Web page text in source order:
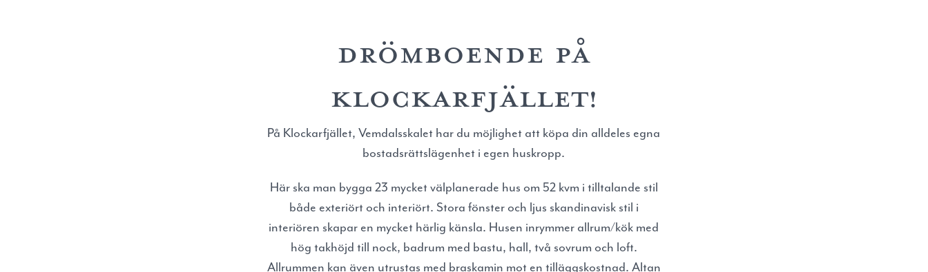
Drömboende på
Klockarfjället!
På Klockarfjället, Vemdalsskalet har du möjlighet att köpa din alldeles egna
bostadsrättslägenhet i egen huskropp.
Här ska man bygga 23 mycket välplanerade hus om 52 kvm i tilltalande stil
både exteriört och interiört. Stora fönster och ljus skandinavisk stil i
interiören skapar en mycket härlig känsla. Husen inrymmer allrum/kök med
hög takhöjd till nock, badrum med bastu, hall, två sovrum och loft.
Allrummen kan även utrustas med braskamin mot en tilläggskostnad. Altan